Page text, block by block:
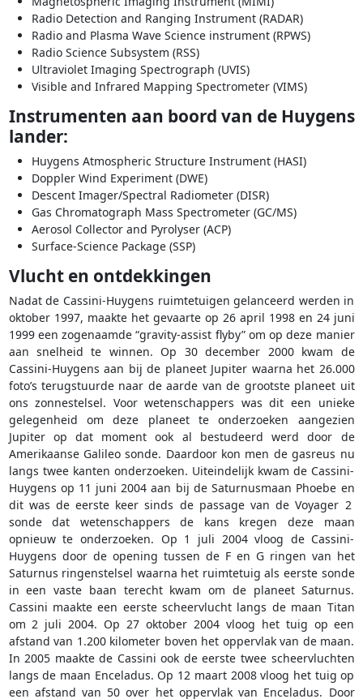
Radio Detection and Ranging Instrument (RADAR)
Radio and Plasma Wave Science instrument (RPWS)
Radio Science Subsystem (RSS)
Ultraviolet Imaging Spectrograph (UVIS)
Visible and Infrared Mapping Spectrometer (VIMS)
Instrumenten aan boord van de Huygens
lander:
Huygens Atmospheric Structure Instrument (HASI)
Doppler Wind Experiment (DWE)
Descent Imager/Spectral Radiometer (DISR)
Gas Chromatograph Mass Spectrometer (GC/MS)
Aerosol Collector and Pyrolyser (ACP)
Surface-Science Package (SSP)
Vlucht en ontdekkingen
Nadat de Cassini-Huygens ruimtetuigen gelanceerd werden in
oktober 1997, maakte het gevaarte op 26 april 1998 en 24 juni
1999 een zogenaamde “gravity-assist flyby” om op deze manier
aan snelheid te winnen. Op 30 december 2000 kwam de
Cassini-Huygens aan bij de planeet Jupiter waarna het 26.000
foto’s terugstuurde naar de aarde van de grootste planeet uit
ons zonnestelsel. Voor wetenschappers was dit een unieke
gelegenheid om deze planeet te onderzoeken aangezien
Jupiter op dat moment ook al bestudeerd werd door de
Amerikaanse Galileo sonde. Daardoor kon men de gasreus nu
langs twee kanten onderzoeken. Uiteindelijk kwam de Cassini-
Huygens op 11 juni 2004 aan bij de Saturnusmaan Phoebe en
dit was de eerste keer sinds de passage van de Voyager 2
sonde dat wetenschappers de kans kregen deze maan
opnieuw te onderzoeken. Op 1 juli 2004 vloog de Cassini-
Huygens door de opening tussen de F en G ringen van het
Saturnus ringenstelsel waarna het ruimtetuig als eerste sonde
in een vaste baan terecht kwam om de planeet Saturnus.
Cassini maakte een eerste scheervlucht langs de maan Titan
om 2 juli 2004. Op 27 oktober 2004 vloog het tuig op een
afstand van 1.200 kilometer boven het oppervlak van de maan.
In 2005 maakte de Cassini ook de eerste twee scheervluchten
langs de maan Enceladus. Op 12 maart 2008 vloog het tuig op
een afstand van 50 over het oppervlak van Enceladus. Door